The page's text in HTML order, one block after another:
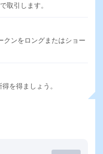
取引します。
クンをロングまたはショー
を得ましょう。